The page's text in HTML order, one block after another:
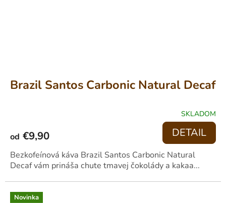
Brazil Santos Carbonic Natural Decaf
PRODUKTU
5,0
Z
HVIEZDIČIEK.
SKLADOM
od €9,90 DETAIL
Bezkofeínová káva Brazil Santos Carbonic Natural
Decaf vám prináša chute tmavej čokolády a kakaa...
Novinka